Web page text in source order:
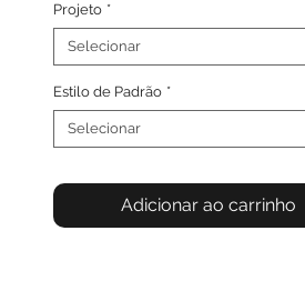
Projeto *
Selecionar
Estilo de Padrão *
Selecionar
Adicionar ao carrinho